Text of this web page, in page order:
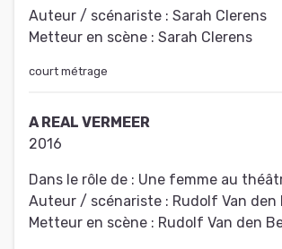
Auteur / scénariste : Sarah Clerens
Metteur en scène : Sarah Clerens
court métrage
A REAL VERMEER
2016
Dans le rôle de : Une femme au
Auteur / scénariste : Rudolf Van den
Metteur en scène : Rudolf Van den